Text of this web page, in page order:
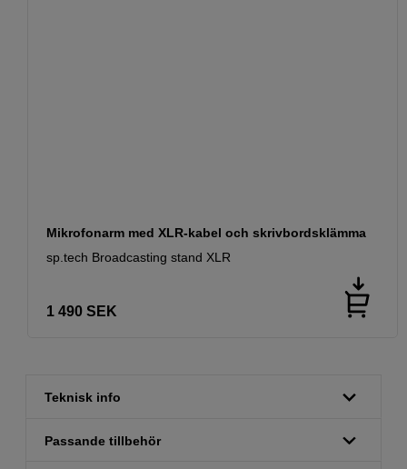
Mikrofonarm med XLR-kabel och skrivbordsklämma
sp.tech Broadcasting stand XLR
1 490 SEK
Teknisk info
Passande tillbehör